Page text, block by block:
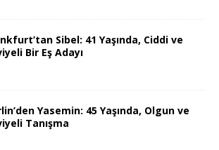
Sibel: 41 Yaşında, Ciddi ve
Bir Eş Adayı
Yasemin: 45 Yaşında, Olgun ve
Tanışma